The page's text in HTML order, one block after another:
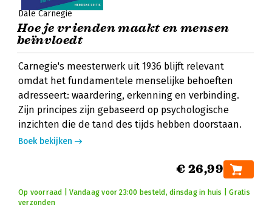
Dale Carnegie
Hoe je vrienden maakt en mensen
beïnvloedt
Carnegie's meesterwerk uit 1936 blijft relevant
omdat het fundamentele menselijke behoeften
adresseert: waardering, erkenning en verbinding.
Zijn principes zijn gebaseerd op psychologische
inzichten die de tand des tijds hebben doorstaan.
Boek bekijken
€ 26,99
Op voorraad | Vandaag voor 23:00 besteld, dinsdag in huis | Gratis
verzonden